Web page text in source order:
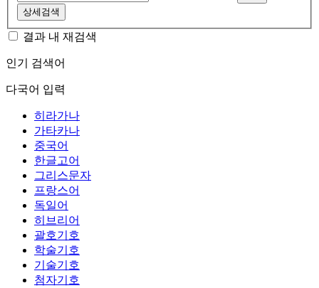
상세검색
결과 내 재검색
인기 검색어
다국어 입력
히라가나
가타카나
중국어
한글고어
그리스문자
프랑스어
독일어
히브리어
괄호기호
학술기호
기술기호
첨자기호